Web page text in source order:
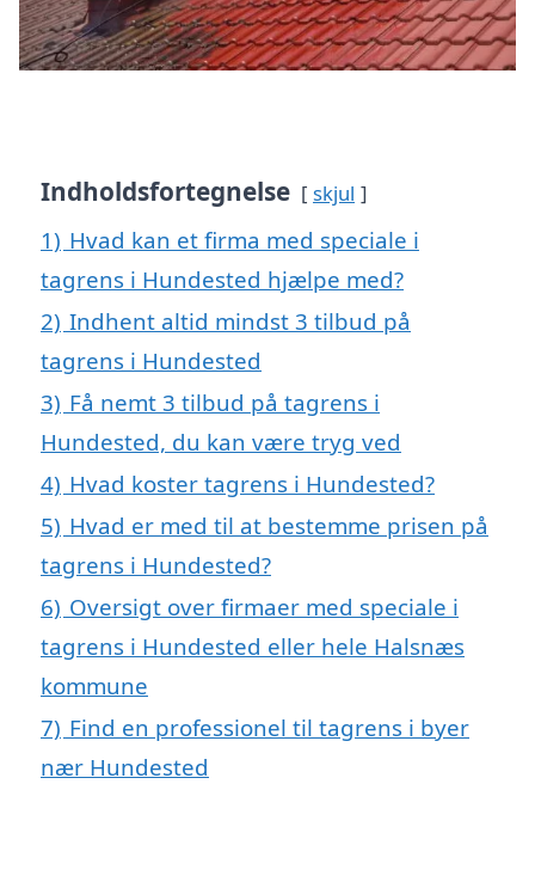
Indholdsfortegnelse skjul
1) Hvad kan et firma med speciale i
tagrens i Hundested hjælpe med?
2) Indhent altid mindst 3 tilbud på
tagrens i Hundested
3) Få nemt 3 tilbud på tagrens i
Hundested, du kan være tryg ved
4) Hvad koster tagrens i Hundested?
5) Hvad er med til at bestemme prisen på
tagrens i Hundested?
6) Oversigt over firmaer med speciale i
tagrens i Hundested eller hele Halsnæs
kommune
7) Find en professionel til tagrens i byer
nær Hundested